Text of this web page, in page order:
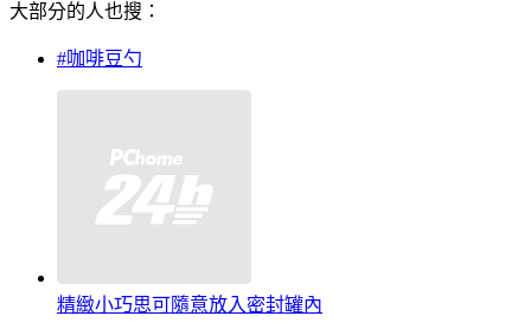
大部分的人也搜：
#咖啡豆勺
精緻小巧思可隨意放入密封罐內